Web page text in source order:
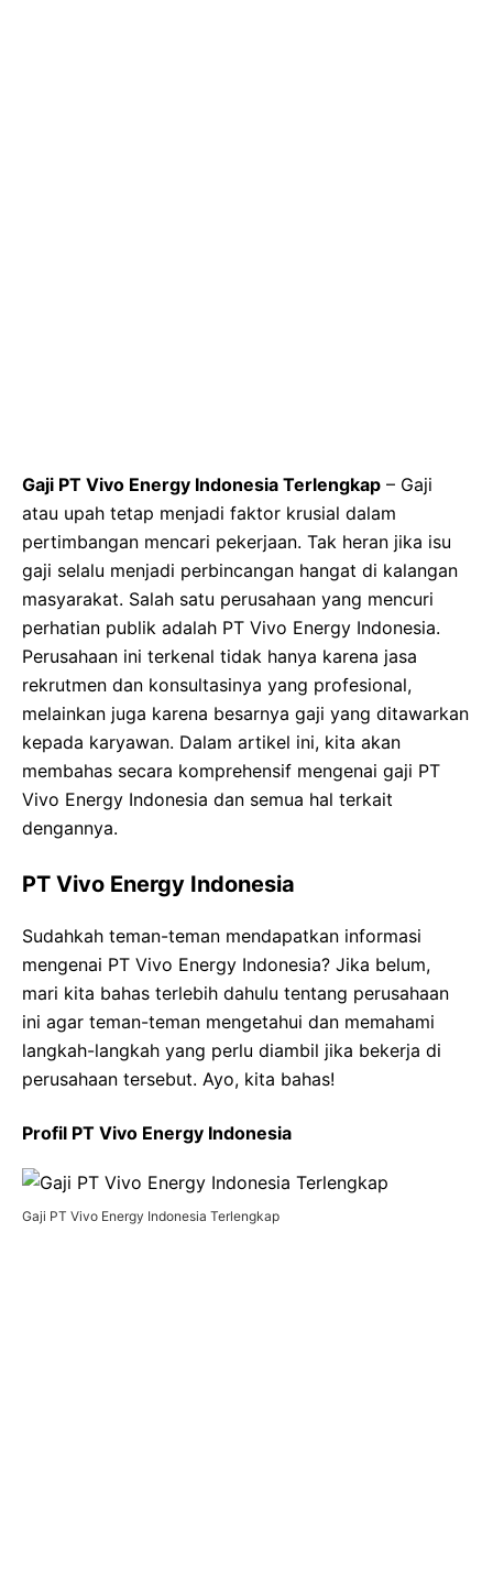
Gaji PT Vivo Energy Indonesia Terlengkap – Gaji
atau upah tetap menjadi faktor krusial dalam
pertimbangan mencari pekerjaan. Tak heran jika isu
gaji selalu menjadi perbincangan hangat di kalangan
masyarakat. Salah satu perusahaan yang mencuri
perhatian publik adalah PT Vivo Energy Indonesia.
Perusahaan ini terkenal tidak hanya karena jasa
rekrutmen dan konsultasinya yang profesional,
melainkan juga karena besarnya gaji yang ditawarkan
kepada karyawan. Dalam artikel ini, kita akan
membahas secara komprehensif mengenai gaji PT
Vivo Energy Indonesia dan semua hal terkait
dengannya.
PT Vivo Energy Indonesia
Sudahkah teman-teman mendapatkan informasi
mengenai PT Vivo Energy Indonesia? Jika belum,
mari kita bahas terlebih dahulu tentang perusahaan
ini agar teman-teman mengetahui dan memahami
langkah-langkah yang perlu diambil jika bekerja di
perusahaan tersebut. Ayo, kita bahas!
Profil PT Vivo Energy Indonesia
Gaji PT Vivo Energy Indonesia Terlengkap